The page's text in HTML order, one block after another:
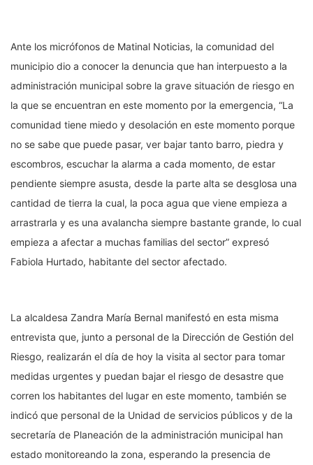
Ante los micrófonos de Matinal Noticias, la comunidad del
municipio dio a conocer la denuncia que han interpuesto a la
administración municipal sobre la grave situación de riesgo en
la que se encuentran en este momento por la emergencia, “La
comunidad tiene miedo y desolación en este momento porque
no se sabe que puede pasar, ver bajar tanto barro, piedra y
escombros, escuchar la alarma a cada momento, de estar
pendiente siempre asusta, desde la parte alta se desglosa una
cantidad de tierra la cual, la poca agua que viene empieza a
arrastrarla y es una avalancha siempre bastante grande, lo cual
empieza a afectar a muchas familias del sector” expresó
Fabiola Hurtado, habitante del sector afectado.
La alcaldesa Zandra María Bernal manifestó en esta misma
entrevista que, junto a personal de la Dirección de Gestión del
Riesgo, realizarán el día de hoy la visita al sector para tomar
medidas urgentes y puedan bajar el riesgo de desastre que
corren los habitantes del lugar en este momento, también se
indicó que personal de la Unidad de servicios públicos y de la
secretaría de Planeación de la administración municipal han
estado monitoreando la zona, esperando la presencia de